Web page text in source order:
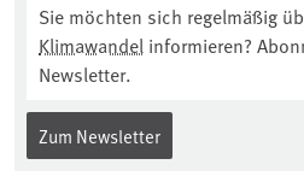
Sie möchten sich regelmäßig
Klimawandel informieren?
Newsletter.
Zum Newsletter